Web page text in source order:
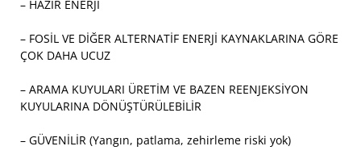
– HAZIR ENERJİ
– FOSİL VE DİĞER ALTERNATİF ENERJİ KAYNAKLARINA GÖRE
ÇOK DAHA UCUZ
– ARAMA KUYULARI ÜRETİM VE BAZEN REENJEKSİYON
KUYULARINA DÖNÜŞTÜRÜLEBİLİR
– GÜVENİLİR (Yangın, patlama, zehirleme riski yok)